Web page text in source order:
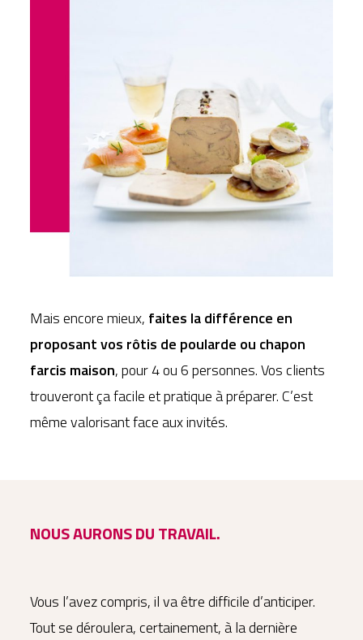
Mais encore mieux, faites la différence en
proposant vos rôtis de poularde ou chapon
farcis maison, pour 4 ou 6 personnes. Vos clients
trouveront ça facile et pratique à préparer. C’est
même valorisant face aux invités.
NOUS AURONS DU TRAVAIL.
Vous l’avez compris, il va être difficile d’anticiper.
Tout se déroulera, certainement, à la dernière